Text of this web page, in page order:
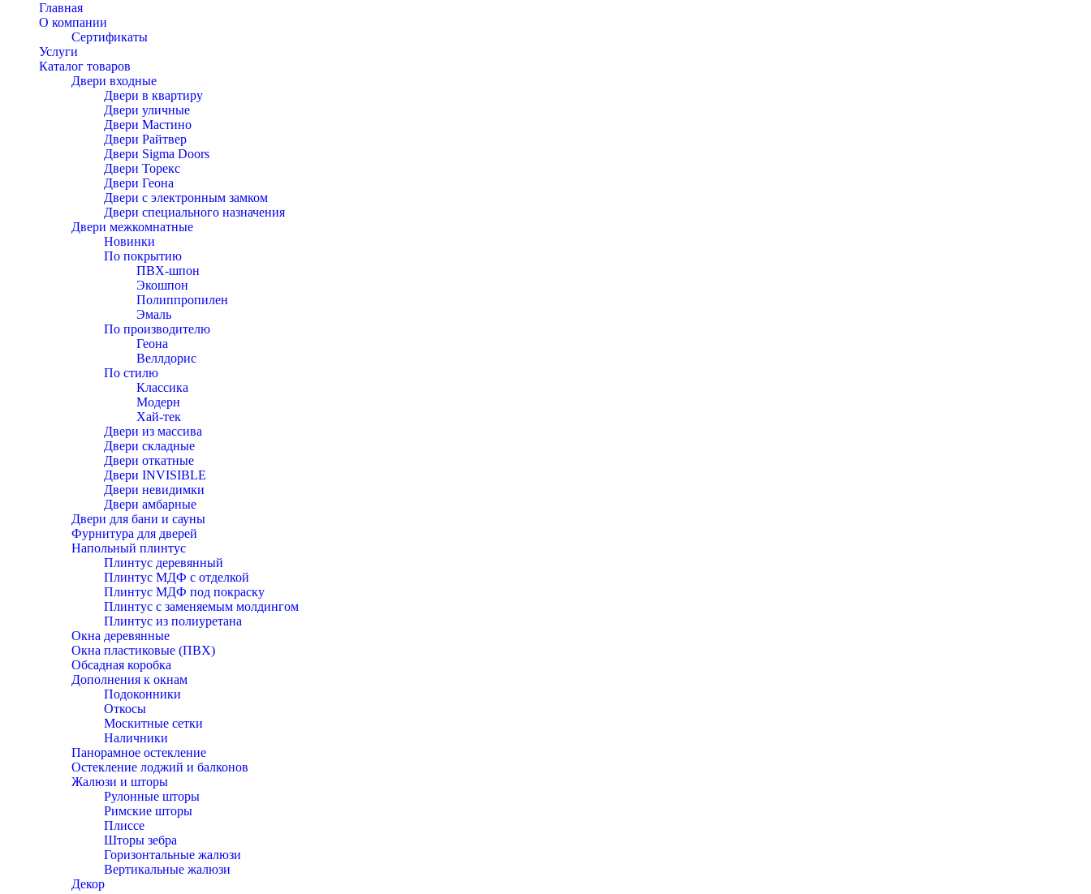
Главная
О компании
Сертификаты
Услуги
Каталог товаров
Двери входные
Двери в квартиру
Двери уличные
Двери Мастино
Двери Райтвер
Двери Sigma Doors
Двери Торекс
Двери Геона
Двери с электронным замком
Двери специального назначения
Двери межкомнатные
Новинки
По покрытию
ПВХ-шпон
Экошпон
Полиппропилен
Эмаль
По производителю
Геона
Веллдорис
По стилю
Классика
Модерн
Хай-тек
Двери из массива
Двери складные
Двери откатные
Двери INVISIBLE
Двери невидимки
Двери амбарные
Двери для бани и сауны
Фурнитура для дверей
Напольный плинтус
Плинтус деревянный
Плинтус МДФ с отделкой
Плинтус МДФ под покраску
Плинтус с заменяемым молдингом
Плинтус из полиуретана
Окна деревянные
Окна пластиковые (ПВХ)
Обсадная коробка
Дополнения к окнам
Подоконники
Откосы
Москитные сетки
Наличники
Панорамное остекление
Остекление лоджий и балконов
Жалюзи и шторы
Рулонные шторы
Римские шторы
Плиссе
Шторы зебра
Горизонтальные жалюзи
Вертикальные жалюзи
Декор